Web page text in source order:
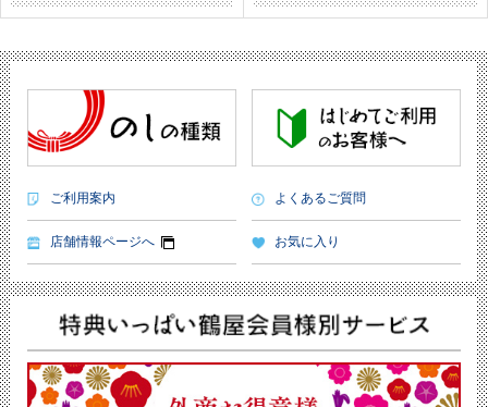
ご利用案内 よくあるご質問
店舗情報ページへ お気に入り